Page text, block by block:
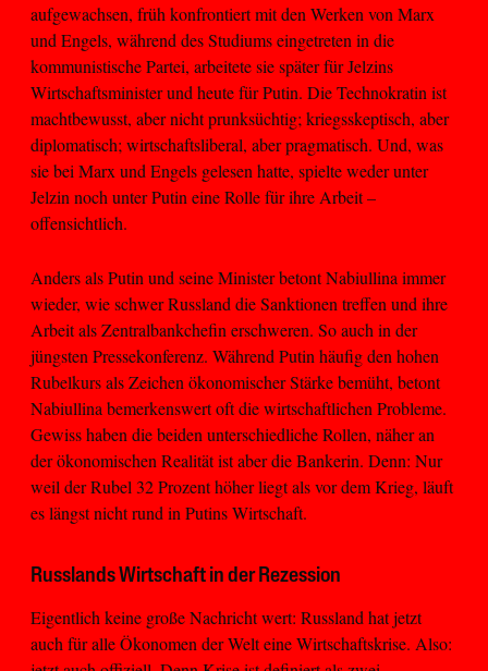
aufgewachsen, früh konfrontiert mit den Werken von Marx
und Engels, während des Studiums eingetreten in die
kommunistische Partei, arbeitete sie später für Jelzins
Wirtschaftsminister und heute für Putin. Die Technokratin ist
machtbewusst, aber nicht prunksüchtig; kriegsskeptisch, aber
diplomatisch; wirtschaftsliberal, aber pragmatisch. Und, was
sie bei Marx und Engels gelesen hatte, spielte weder unter
Jelzin noch unter Putin eine Rolle für ihre Arbeit –
offensichtlich.
Anders als Putin und seine Minister betont Nabiullina immer
wieder, wie schwer Russland die Sanktionen treffen und ihre
Arbeit als Zentralbankchefin erschweren. So auch in der
jüngsten Pressekonferenz. Während Putin häufig den hohen
Rubelkurs als Zeichen ökonomischer Stärke bemüht, betont
Nabiullina bemerkenswert oft die wirtschaftlichen Probleme.
Gewiss haben die beiden unterschiedliche Rollen, näher an
der ökonomischen Realität ist aber die Bankerin. Denn: Nur
weil der Rubel 32 Prozent höher liegt als vor dem Krieg, läuft
es längst nicht rund in Putins Wirtschaft.
Russlands Wirtschaft in der Rezession
Eigentlich keine große Nachricht wert: Russland hat jetzt
auch für alle Ökonomen der Welt eine Wirtschaftskrise. Also: